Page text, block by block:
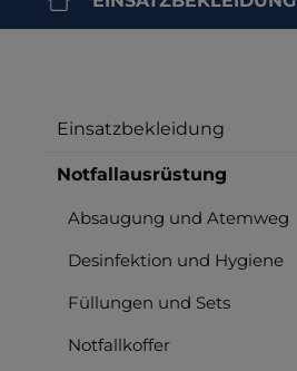
Einsatzbekleidung
Notfallausrüstung
Absaugung und Atemweg
Desinfektion und Hygiene
Füllungen und Sets
Notfallkoffer